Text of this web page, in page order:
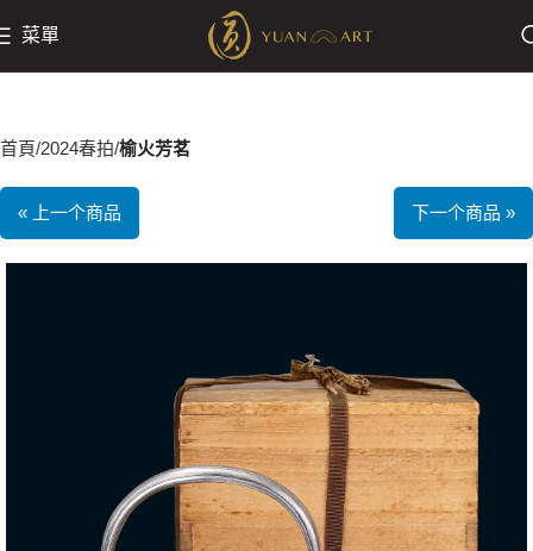
菜單
首頁 2024春拍 榆火芳茗
« 上一个商品 下一个商品 »